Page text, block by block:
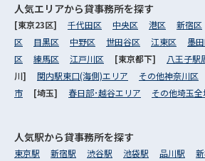
人気エリアから貸事務所を探す
[東京23区] 千代田区 中央区 港区 新宿区
区
目黒区 中野区 世田谷区 江東区 墨
区
練馬区 江戸川区 [東京都下] 八王子駅
川] 関内駅東口(海側)エリア その他神奈川区
市
[埼玉] 春日部･越谷エリア その他埼玉全
人気駅から貸事務所を探す
東京駅 新宿駅 渋谷駅 池袋駅 品川駅